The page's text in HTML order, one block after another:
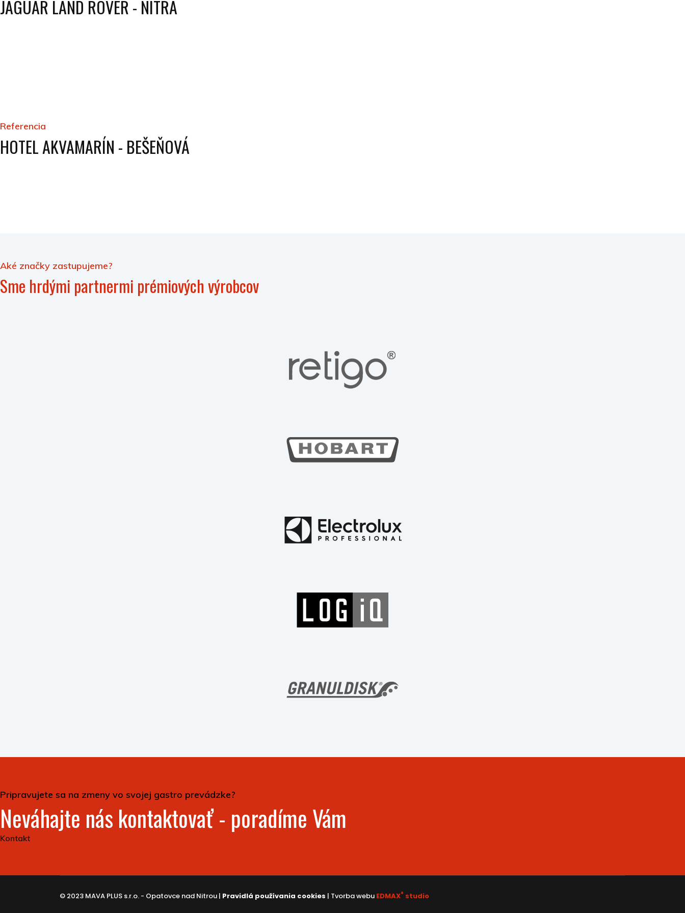
JAGUAR LAND ROVER - NITRA
Referencia
HOTEL AKVAMARÍN - BEŠEŇOVÁ
Aké značky zastupujeme?
Sme hrdými partnermi prémiových výrobcov
Pripravujete sa na zmeny vo svojej gastro prevádzke?
Neváhajte nás kontaktovať - poradíme Vám
Kontakt
© 2023 MAVA PLUS s.r.o. - Opatovce nad Nitrou | Pravidlá používania cookies | Tvorba webu EDMAX® studio